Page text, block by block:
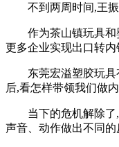
不到两周时间,王
作为茶山镇玩具
更多企业实现出口转内
东莞宏溢塑胶玩
后,看怎样带领我们做
当下的危机解除
声音、动作做出不同的